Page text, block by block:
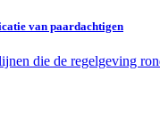
van paardachtigen
die de regelgeving